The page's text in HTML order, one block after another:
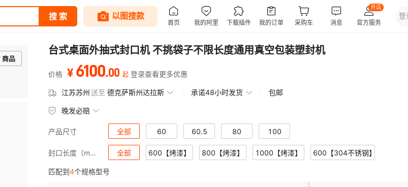
商品
台式桌面外抽式封口机 不挑袋子不限长度通用真空包装塑封机
价格 ¥ 6100.00 起 登录查看更多优惠
江苏苏州送至 德克萨斯州达拉斯 承诺48小时发货 包邮
晚发必赔
产品尺寸 全部 60 60.5 80 100
封口长度（mm） 全部 600【烤漆】 800【烤漆】 1000【烤漆】 600【304不锈钢】
匹配到4个规格型号